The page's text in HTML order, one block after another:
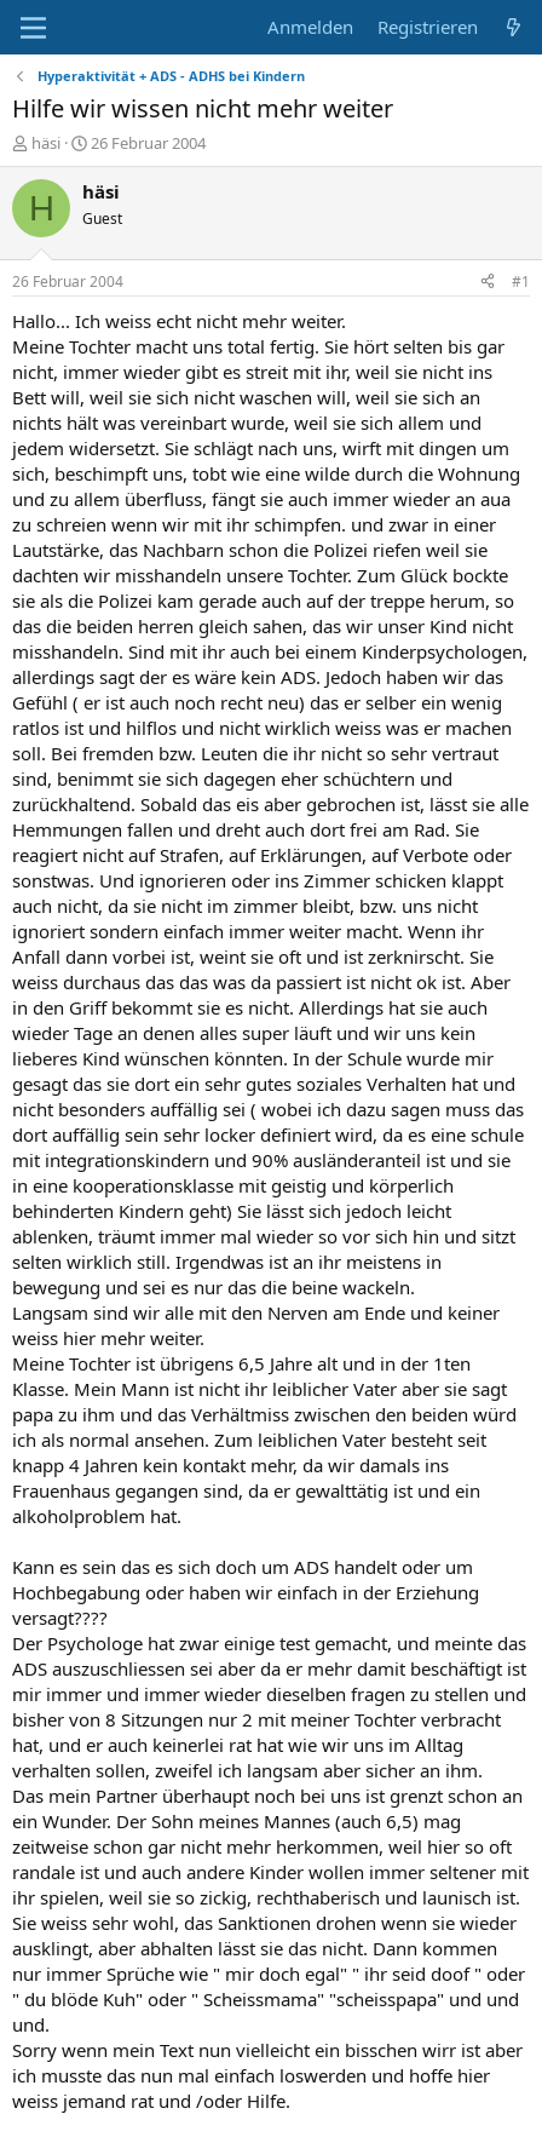
Anmelden Registrieren
Hyperaktivität + ADS - ADHS bei Kindern
Hilfe wir wissen nicht mehr weiter
E
r
s
t
e
r
häsi
E
r
s
e
l
t
a
m
26 Februar 2004
H häsi
Guest
26 Februar 2004 #1
Hallo... Ich weiss echt nicht mehr weiter.
Meine Tochter macht uns total fertig. Sie hört selten bis gar
nicht, immer wieder gibt es streit mit ihr, weil sie nicht ins
Bett will, weil sie sich nicht waschen will, weil sie sich an
nichts hält was vereinbart wurde, weil sie sich allem und
jedem widersetzt. Sie schlägt nach uns, wirft mit dingen um
sich, beschimpft uns, tobt wie eine wilde durch die Wohnung
und zu allem überfluss, fängt sie auch immer wieder an aua
zu schreien wenn wir mit ihr schimpfen. und zwar in einer
Lautstärke, das Nachbarn schon die Polizei riefen weil sie
dachten wir misshandeln unsere Tochter. Zum Glück bockte
sie als die Polizei kam gerade auch auf der treppe herum, so
das die beiden herren gleich sahen, das wir unser Kind nicht
misshandeln. Sind mit ihr auch bei einem Kinderpsychologen,
allerdings sagt der es wäre kein ADS. Jedoch haben wir das
Gefühl ( er ist auch noch recht neu) das er selber ein wenig
ratlos ist und hilflos und nicht wirklich weiss was er machen
soll. Bei fremden bzw. Leuten die ihr nicht so sehr vertraut
sind, benimmt sie sich dagegen eher schüchtern und
zurückhaltend. Sobald das eis aber gebrochen ist, lässt sie alle
Hemmungen fallen und dreht auch dort frei am Rad. Sie
reagiert nicht auf Strafen, auf Erklärungen, auf Verbote oder
sonstwas. Und ignorieren oder ins Zimmer schicken klappt
auch nicht, da sie nicht im zimmer bleibt, bzw. uns nicht
ignoriert sondern einfach immer weiter macht. Wenn ihr
Anfall dann vorbei ist, weint sie oft und ist zerknirscht. Sie
weiss durchaus das das was da passiert ist nicht ok ist. Aber
in den Griff bekommt sie es nicht. Allerdings hat sie auch
wieder Tage an denen alles super läuft und wir uns kein
lieberes Kind wünschen könnten. In der Schule wurde mir
gesagt das sie dort ein sehr gutes soziales Verhalten hat und
nicht besonders auffällig sei ( wobei ich dazu sagen muss das
dort auffällig sein sehr locker definiert wird, da es eine schule
mit integrationskindern und 90% ausländeranteil ist und sie
in eine kooperationsklasse mit geistig und körperlich
behinderten Kindern geht) Sie lässt sich jedoch leicht
ablenken, träumt immer mal wieder so vor sich hin und sitzt
selten wirklich still. Irgendwas ist an ihr meistens in
bewegung und sei es nur das die beine wackeln.
Langsam sind wir alle mit den Nerven am Ende und keiner
weiss hier mehr weiter.
Meine Tochter ist übrigens 6,5 Jahre alt und in der 1ten
Klasse. Mein Mann ist nicht ihr leiblicher Vater aber sie sagt
papa zu ihm und das Verhältmiss zwischen den beiden würd
ich als normal ansehen. Zum leiblichen Vater besteht seit
knapp 4 Jahren kein kontakt mehr, da wir damals ins
Frauenhaus gegangen sind, da er gewalttätig ist und ein
alkoholproblem hat.
Kann es sein das es sich doch um ADS handelt oder um
Hochbegabung oder haben wir einfach in der Erziehung
versagt????
Der Psychologe hat zwar einige test gemacht, und meinte das
ADS auszuschliessen sei aber da er mehr damit beschäftigt ist
mir immer und immer wieder dieselben fragen zu stellen und
bisher von 8 Sitzungen nur 2 mit meiner Tochter verbracht
hat, und er auch keinerlei rat hat wie wir uns im Alltag
verhalten sollen, zweifel ich langsam aber sicher an ihm.
Das mein Partner überhaupt noch bei uns ist grenzt schon an
ein Wunder. Der Sohn meines Mannes (auch 6,5) mag
zeitweise schon gar nicht mehr herkommen, weil hier so oft
randale ist und auch andere Kinder wollen immer seltener mit
ihr spielen, weil sie so zickig, rechthaberisch und launisch ist.
Sie weiss sehr wohl, das Sanktionen drohen wenn sie wieder
ausklingt, aber abhalten lässt sie das nicht. Dann kommen
nur immer Sprüche wie " mir doch egal" " ihr seid doof " oder
" du blöde Kuh" oder " Scheissmama" "scheisspapa" und und
und.
Sorry wenn mein Text nun vielleicht ein bisschen wirr ist aber
ich musste das nun mal einfach loswerden und hoffe hier
weiss jemand rat und /oder Hilfe.